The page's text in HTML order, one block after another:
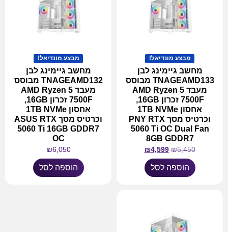
מבצע מונדיאל!
מחשב גיימינג לבן
TNAGEAMD133 מבוסס
מעבד AMD Ryzen 5
7500F זכרון 16GB,
אחסון 1TB NVMe
וכרטיס מסך PNY RTX
5060 Ti OC Dual Fan
8GB GDDR7
₪5,450
₪4,599
הוספה לסל
מבצע מונדיאל!
מחשב גיימינג לבן
TNAGEAMD132 מבוסס
מעבד AMD Ryzen 5
7500F זכרון 16GB,
אחסון 1TB NVMe
וכרטיס מסך ASUS RTX
5060 Ti 16GB GDDR7
OC
₪6,050
הוספה לסל